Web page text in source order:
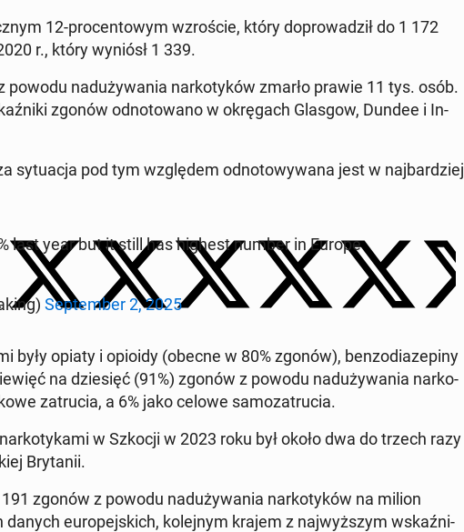
12-pro­cen­to­wym wzro­ście, który do­pro­wa­dził do 1 172
r., który wyniósł 1 339.
powodu nad­uży­wa­nia nar­ko­ty­ków zmarło prawie 11 tys. osób.
zgonów od­no­to­wa­no w okrę­gach Glasgow, Dundee i In­
sy­tu­acja pod tym wzglę­dem od­no­to­wy­wa­na jest w naj­bar­dziej
last year but it still has highest number in Europe
Sep­tem­ber 2, 2025
były opiaty i opioidy (obecne w 80% zgonów), ben­zo­dia­ze­pi­ny
na dzie­sięć (91%) zgonów z powodu nad­uży­wa­nia nar­ko­
za­tru­cia, a 6% jako celowe sa­mo­za­tru­cia.
w Szkocji w 2023 roku był około dwa do trzech razy
Bry­ta­nii.
zgonów z powodu nad­uży­wa­nia nar­ko­ty­ków na milion
danych eu­ro­pej­skich, ko­lej­nym krajem z naj­wyż­szym wskaź­ni­